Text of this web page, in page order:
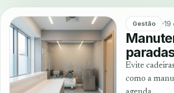
Gestão 19
Evite
como a